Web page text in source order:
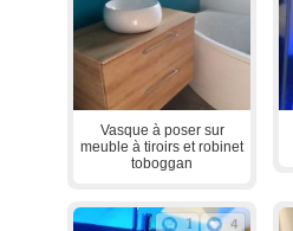
Vasque à poser sur
meuble à tiroirs et robinet
toboggan
1 4